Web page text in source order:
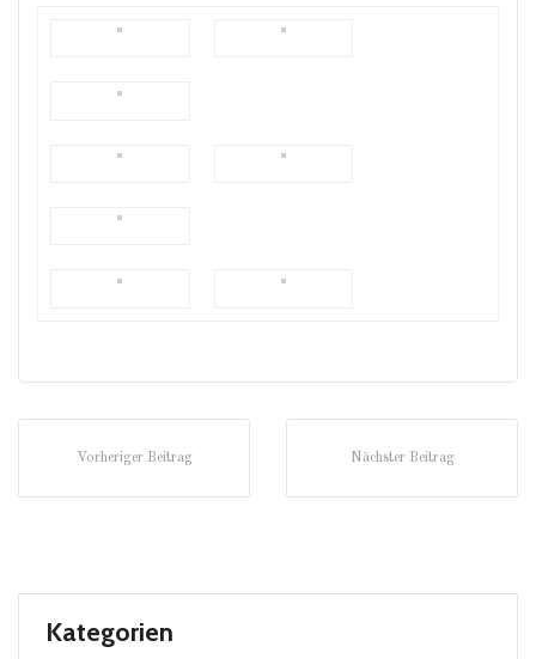
Vorheriger Beitrag Nächster Beitrag
Kategorien